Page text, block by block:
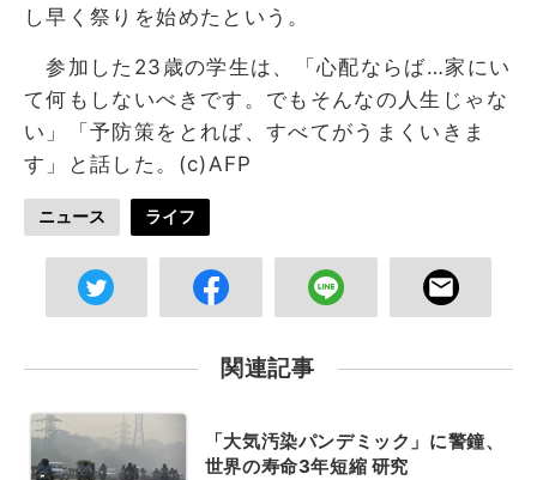
し早く祭りを始めたという。
参加した23歳の学生は、「心配ならば…家にい
て何もしないべきです。でもそんなの人生じゃな
い」「予防策をとれば、すべてがうまくいきま
す」と話した。(c)AFP
ニュース ライフ
関連記事
「大気汚染パンデミック」に警鐘、
世界の寿命3年短縮 研究